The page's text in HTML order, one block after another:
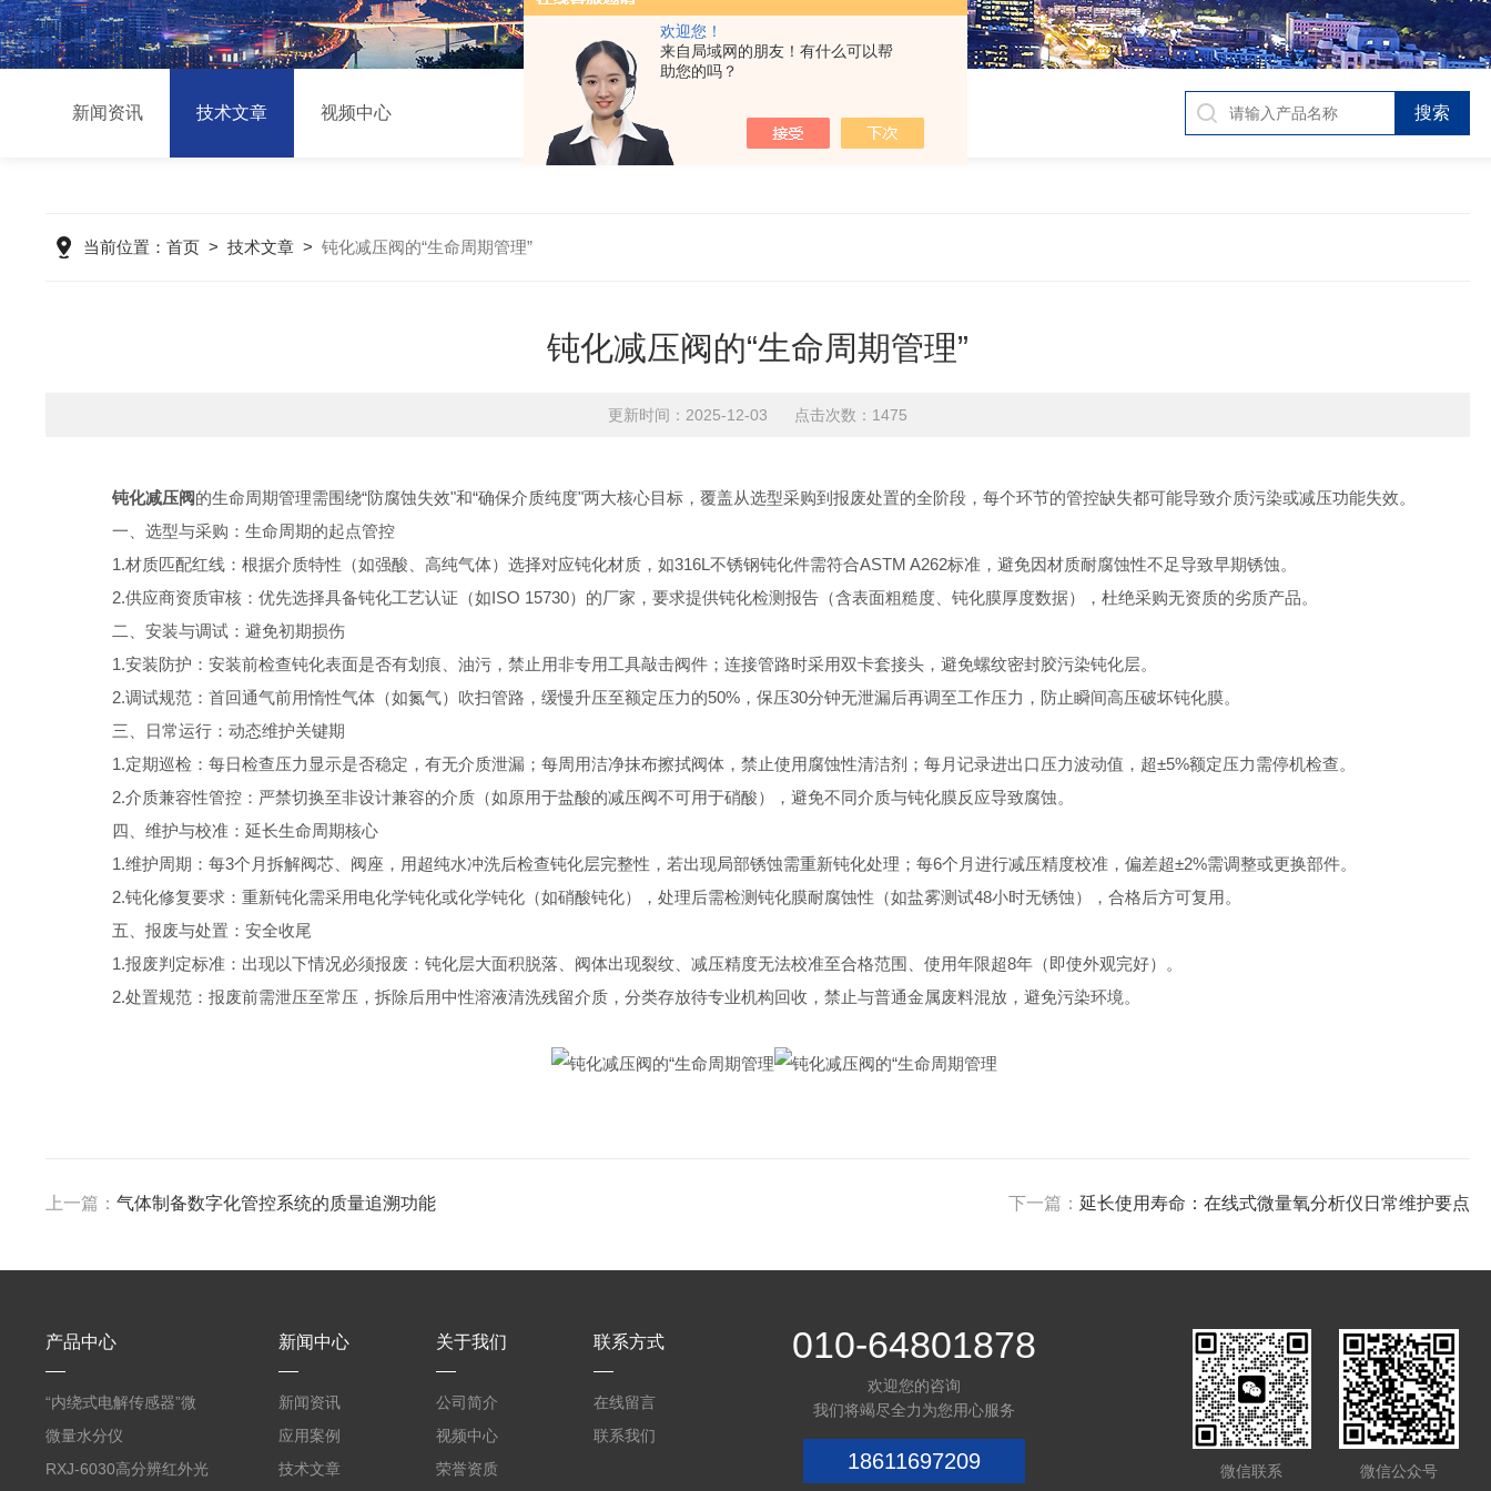
欢迎您！
来自局域网的朋友！有什么可以帮
助您的吗？
新闻资讯 技术文章 视频中心
当前位置： 首页> 技术文章> 钝化减压阀的“生命周期管理”
钝化减压阀的“生命周期管理”
更新时间：2025-12-03 点击次数：1475
钝化减压阀的生命周期管理需围绕“防腐蚀失效"和“确保介质纯度"两大核心目标，覆盖从选型采购到报废处置的全阶段，每个环节的管控缺失都可能导致介质污染或减压功能失效。
一、选型与采购：生命周期的起点管控
1.材质匹配红线：根据介质特性（如强酸、高纯气体）选择对应钝化材质，如316L不锈钢钝化件需符合ASTM A262标准，避免因材质耐腐蚀性不足导致早期锈蚀。
2.供应商资质审核：优先选择具备钝化工艺认证（如ISO 15730）的厂家，要求提供钝化检测报告（含表面粗糙度、钝化膜厚度数据），杜绝采购无资质的劣质产品。
二、安装与调试：避免初期损伤
1.安装防护：安装前检查钝化表面是否有划痕、油污，禁止用非专用工具敲击阀件；连接管路时采用双卡套接头，避免螺纹密封胶污染钝化层。
2.调试规范：首回通气前用惰性气体（如氮气）吹扫管路，缓慢升压至额定压力的50%，保压30分钟无泄漏后再调至工作压力，防止瞬间高压破坏钝化膜。
三、日常运行：动态维护关键期
1.定期巡检：每日检查压力显示是否稳定，有无介质泄漏；每周用洁净抹布擦拭阀体，禁止使用腐蚀性清洁剂；每月记录进出口压力波动值，超±5%额定压力需停机检查。
2.介质兼容性管控：严禁切换至非设计兼容的介质（如原用于盐酸的减压阀不可用于硝酸），避免不同介质与钝化膜反应导致腐蚀。
四、维护与校准：延长生命周期核心
1.维护周期：每3个月拆解阀芯、阀座，用超纯水冲洗后检查钝化层完整性，若出现局部锈蚀需重新钝化处理；每6个月进行减压精度校准，偏差超±2%需调整或更换部件。
2.钝化修复要求：重新钝化需采用电化学钝化或化学钝化（如硝酸钝化），处理后需检测钝化膜耐腐蚀性（如盐雾测试48小时无锈蚀），合格后方可复用。
五、报废与处置：安全收尾
1.报废判定标准：出现以下情况必须报废：钝化层大面积脱落、阀体出现裂纹、减压精度无法校准至合格范围、使用年限超8年（即使外观完好）。
2.处置规范：报废前需泄压至常压，拆除后用中性溶液清洗残留介质，分类存放待专业机构回收，禁止与普通金属废料混放，避免污染环境。
上一篇： 气体制备数字化管控系统的质量追溯功能 下一篇：延长使用寿命：在线式微量氧分析仪日常维护要点
产品中心
“内绕式电解传感器”微
量水分析仪
微量水分仪
RXJ-6030高分辨红外光
新闻中心
新闻资讯
应用案例
技术文章
关于我们
公司简介
视频中心
荣誉资质
联系方式
在线留言
联系我们
010-64801878
欢迎您的咨询
我们将竭尽全力为您用心服务
18611697209 微信联系 微信公众号